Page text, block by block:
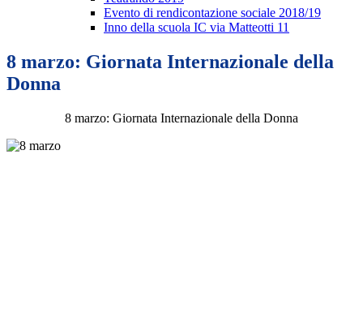
Evento di rendicontazione sociale 2018/19
Inno della scuola IC via Matteotti 11
8 marzo: Giornata Internazionale della
Donna
8 marzo: Giornata Internazionale della Donna